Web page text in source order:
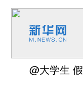
@大学生